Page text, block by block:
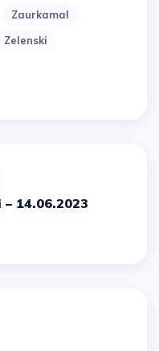
Zaurkamal
Zelenski
14.06.2023